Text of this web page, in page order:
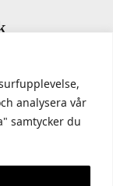
analysera vår
samtycker du